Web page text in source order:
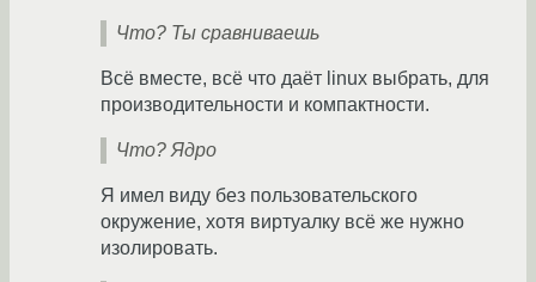
Что? Ты сравниваешь
Всё вместе, всё что даёт linux выбрать, для
производительности и компактности.
Что? Ядро
Я имел виду без пользовательского
окружение, хотя виртуалку всё же нужно
изолировать.